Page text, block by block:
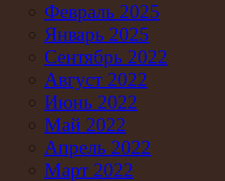
Февраль 2025
Январь 2025
Сентябрь 2022
Август 2022
Июнь 2022
Май 2022
Апрель 2022
Март 2022